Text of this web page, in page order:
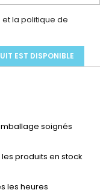
la politique de
EST DISPONIBLE
emballage soignés
les produits en stock
les heures